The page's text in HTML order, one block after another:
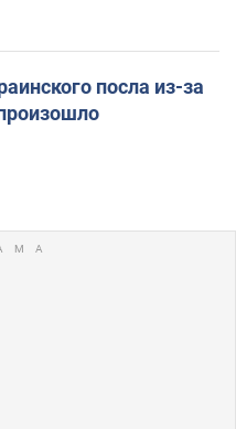
посла из-за